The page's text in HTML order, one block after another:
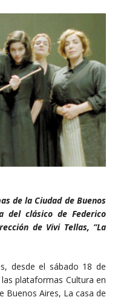
de la Ciudad de Buenos
del clásico de Federico
de Vivi Tellas, “La
desde el sábado 18 de
plataformas Cultura en
Buenos Aires, La casa de